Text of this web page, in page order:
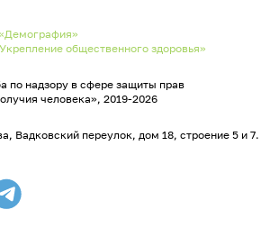
общественного здоровья»
по надзору в сфере защиты прав
человека», 2019-2026
Вадковский переулок, дом 18, строение 5 и 7.